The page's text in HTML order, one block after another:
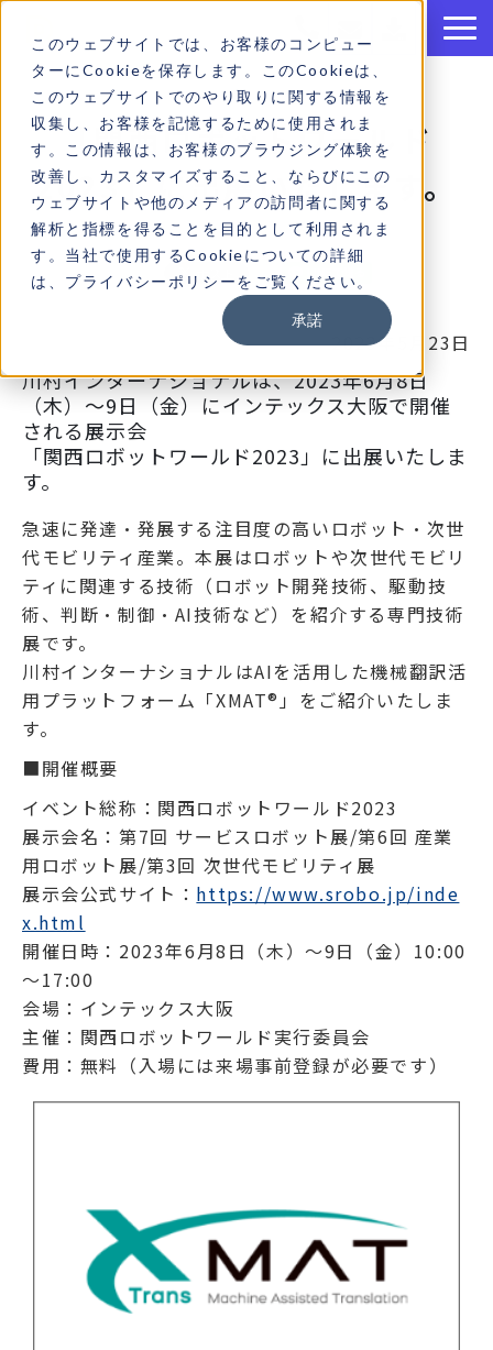
このウェブサイトでは、お客様のコンピュー
ターにCookieを保存します。このCookieは、
このウェブサイトでのやり取りに関する情報を
収集し、お客様を記憶するために使用されま
す。この情報は、お客様のブラウジング体験を
改善し、カスタマイズすること、ならびにこの
ウェブサイトや他のメディアの訪問者に関する
解析と指標を得ることを目的として利用されま
す。当社で使用するCookieについての詳細
は、プライバシーポリシーをご覧ください。
承諾
「関西ロボットワールド
2023」に出展いたします。
2023年5月23日
川村インターナショナルは、2023年6月8日
（木）～9日（金）にインテックス大阪で開催
される展示会
「関西ロボットワールド2023」に出展いたしま
す。
急速に発達・発展する注目度の高いロボット・次世
代モビリティ産業。本展はロボットや次世代モビリ
ティに関連する技術（ロボット開発技術、駆動技
術、判断・制御・AI技術など）を紹介する専門技術
展です。
川村インターナショナルはAIを活用した機械翻訳活
用プラットフォーム「XMAT®」をご紹介いたしま
す。
■開催概要
イベント総称：関西ロボットワールド2023
展示会名：第7回 サービスロボット展/第6回 産業
用ロボット展/第3回 次世代モビリティ展
展示会公式サイト： https://www.srobo.jp/inde
x.html
開催日時：2023年6月8日（木）～9日（金）10:00
～17:00
会場：インテックス大阪
主催：関西ロボットワールド実行委員会
費用：無料（入場には来場事前登録が必要です）